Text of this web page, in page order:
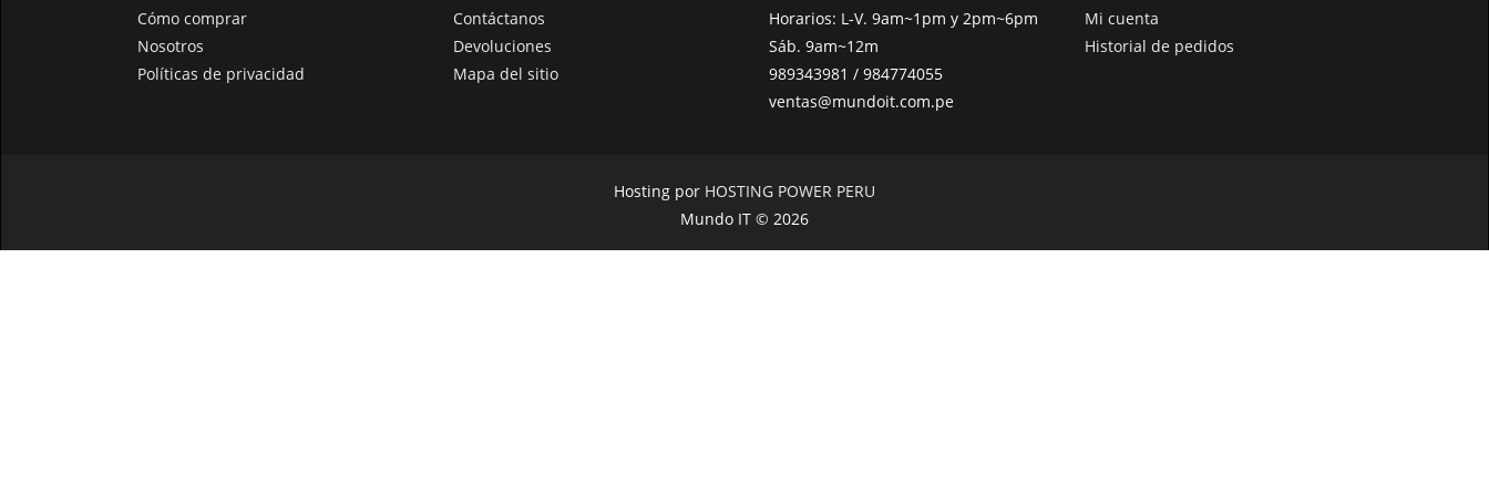
Cómo comprar
Nosotros
Políticas de privacidad
Contáctanos
Devoluciones
Mapa del sitio
Horarios: L-V. 9am~1pm y 2pm~6pm
Sáb. 9am~12m
989343981 / 984774055
ventas@mundoit.com.pe
Mi cuenta
Historial de pedidos
Hosting por HOSTING POWER PERU
Mundo IT © 2026